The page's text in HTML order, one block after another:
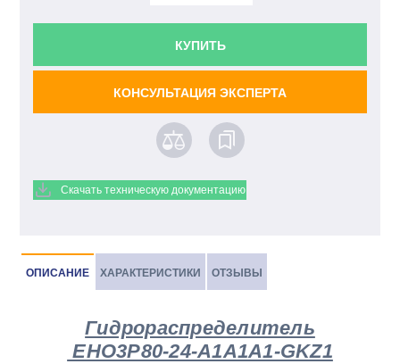
КУПИТЬ
КОНСУЛЬТАЦИЯ ЭКСПЕРТА
Скачать техническую документацию
ОПИСАНИЕ ХАРАКТЕРИСТИКИ ОТЗЫВЫ
Гидрораспределитель
EHO3P80-24-A1A1A1-GKZ1